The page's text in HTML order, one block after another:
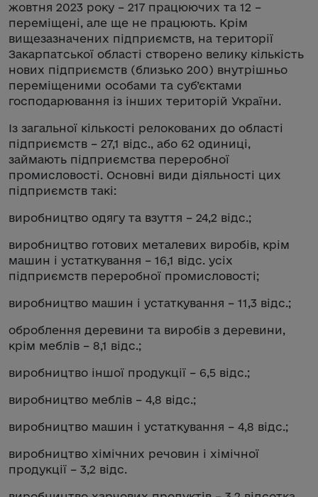
жовтня 2023 року – 217 працюючих та 12 –
переміщені, але ще не працюють. Крім
вищезазначених підприємств, на території
Закарпатської області створено велику кількість
нових підприємств (близько 200) внутрішньо
переміщеними особами та суб’єктами
господарювання із інших територій України.
Із загальної кількості релокованих до області
підприємств – 27,1 відс., або 62 одиниці,
займають підприємства переробної
промисловості. Основні види діяльності цих
підприємств такі:
виробництво одягу та взуття – 24,2 відс.;
виробництво готових металевих виробів, крім
машин і устаткування – 16,1 відс. усіх
підприємств переробної промисловості;
виробництво машин і устаткування – 11,3 відс.;
оброблення деревини та виробів з деревини,
крім меблів – 8,1 відс.;
виробництво іншої продукції – 6,5 відс.;
виробництво меблів – 4,8 відс.;
виробництво машин і устаткування – 4,8 відс.;
виробництво хімічних речовин і хімічної
продукції – 3,2 відс.